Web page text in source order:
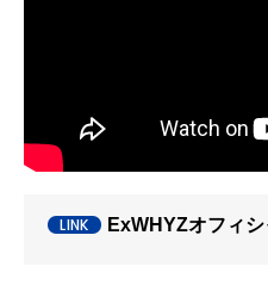
ExWHYZオフィ